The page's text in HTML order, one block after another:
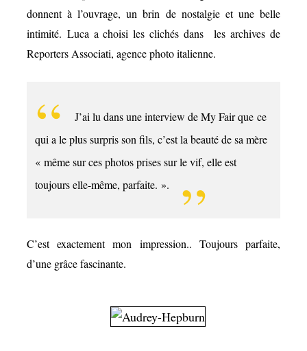
donnent à l’ouvrage, un brin de nostalgie et une belle
intimité. Luca a choisi les clichés dans les archives de
Reporters Associati, agence photo italienne.
J’ai lu dans une interview de My Fair que ce
qui a le plus surpris son fils, c’est la beauté de sa mère
« même sur ces photos prises sur le vif, elle est
toujours elle-même, parfaite. ».
C’est exactement mon impression.. Toujours parfaite,
d’une grâce fascinante.